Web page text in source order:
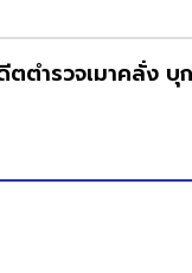
ตำรวจเมาคลั่ง บุ